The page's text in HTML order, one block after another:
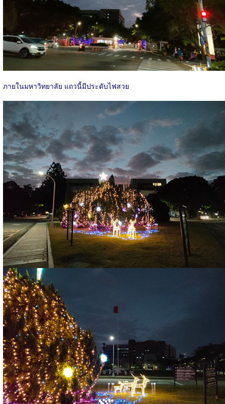
ภายในมหาวิทยาลัย แถวนี้มีประดับไฟสวย